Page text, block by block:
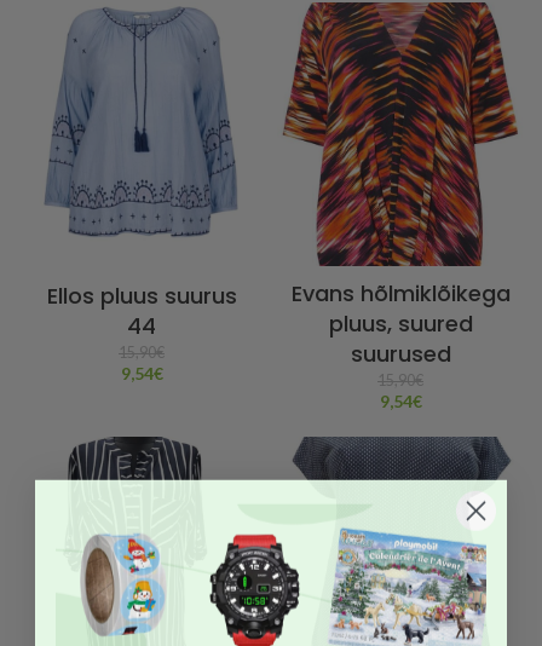
Ellos pluus suurus
44
15,90€
9,54€
Evans hõlmiklõikega
pluus, suured
suurused
15,90€
9,54€